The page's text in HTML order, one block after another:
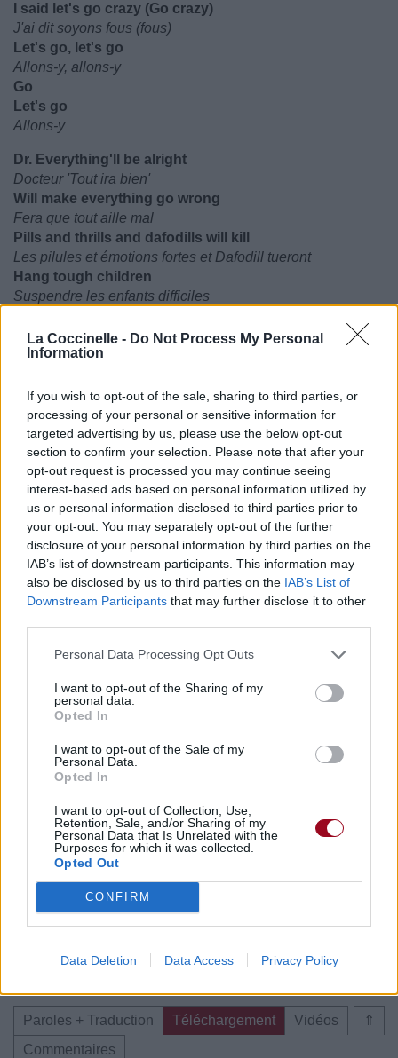
La Coccinelle - Do Not Process My Personal
Information
If you wish to opt-out of the sale, sharing to third parties, or
processing of your personal or sensitive information for
targeted advertising by us, please use the below opt-out
section to confirm your selection. Please note that after your
opt-out request is processed you may continue seeing
interest-based ads based on personal information utilized by
us or personal information disclosed to third parties prior to
your opt-out. You may separately opt-out of the further
disclosure of your personal information by third parties on the
IAB’s list of downstream participants. This information may
also be disclosed by us to third parties on the IAB’s List of
Downstream Participants that may further disclose it to other
Personal Data Processing Opt Outs
I want to opt-out of the Sharing of my
personal data.
Opted In
I want to opt-out of the Sale of my
Personal Data.
Opted In
I want to opt-out of Collection, Use,
Retention, Sale, and/or Sharing of my
Personal Data that Is Unrelated with the
Purposes for which it was collected.
Opted Out
CONFIRM
Data Deletion Data Access Privacy Policy
I said let's go crazy (Go crazy)
J'ai dit soyons fous (fous)
Let's go, let's go
Allons-y, allons-y
Go
Let's go
Allons-y
Dr. Everything'll be alright
Docteur 'Tout ira bien'
Will make everything go wrong
Fera que tout aille mal
Pills and thrills and dafodills will kill
Les pilules et émotions fortes et Dafodill tueront
Hang tough children
Suspendre les enfants difficiles
He's coming
Il arrive
Il arrive
Coming
Arrive
Take me away!
Emporte-moi loin!
Publié parVisa
le 28 avril 2016 à
Prince
Albums : Purple Rain
⇑
Paroles + Traduction Téléchargement
Vidéos
Commentaires